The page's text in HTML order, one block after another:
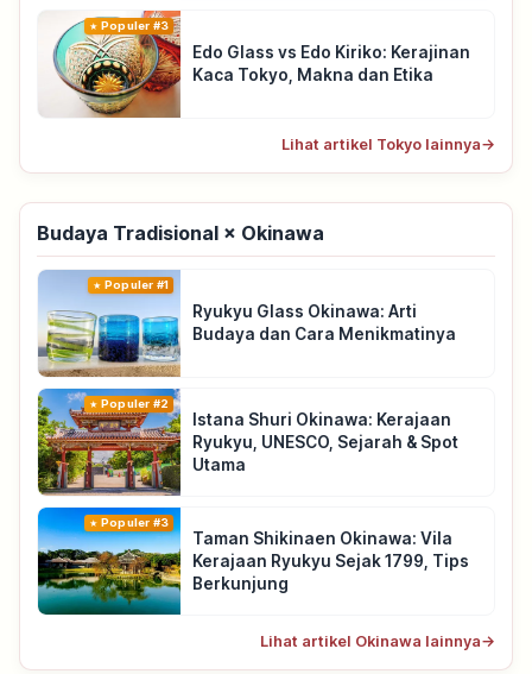
Populer #3
Edo Glass vs Edo Kiriko: Kerajinan
Kaca Tokyo, Makna dan Etika
Lihat artikel Tokyo lainnya→
Budaya Tradisional × Okinawa
Populer #1
Ryukyu Glass Okinawa: Arti
Budaya dan Cara Menikmatinya
Populer #2
Istana Shuri Okinawa: Kerajaan
Ryukyu, UNESCO, Sejarah & Spot
Utama
Populer #3
Taman Shikinaen Okinawa: Vila
Kerajaan Ryukyu Sejak 1799, Tips
Berkunjung
Lihat artikel Okinawa lainnya→